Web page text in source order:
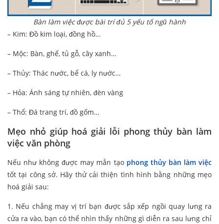
Bàn làm việc được bài trí đủ 5 yếu tố ngũ hành
– Kim: Đồ kim loại, đồng hồ…
– Mộc: Bàn, ghế, tủ gỗ, cây xanh…
– Thủy: Thác nước, bể cá, ly nước…
– Hỏa: Ánh sáng tự nhiên, đèn vàng
– Thổ: Đá trang trí, đồ gốm…
Mẹo nhỏ giúp hoá giải lỗi phong thủy bàn làm
việc văn phòng
Nếu như không được may mắn tạo phong thủy bàn làm việc
tốt tại công sở. Hãy thử cải thiện tình hình bằng những mẹo
hoá giải sau:
1. Nếu chẳng may vị trí bạn được sắp xếp ngồi quay lưng ra
cửa ra vào, bạn có thể nhìn thấy những gì diễn ra sau lưng chỉ